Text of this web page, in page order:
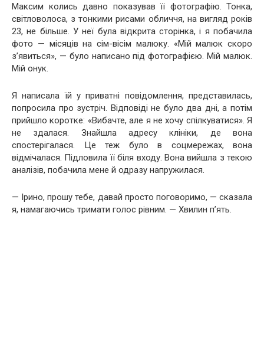
Максим колись давно показував її фотографію. Тонка,
світловолоса, з тонкими рисами обличчя, на вигляд років
23, не більше. У неї була відкрита сторінка, і я побачила
фото — місяців на сім-вісім малюку. «Мій малюк скоро
з’явиться», — було написано під фотографією. Мій малюк.
Мій онук.
Я написала їй у приватні повідомлення, представилась,
попросила про зустріч. Відповіді не було два дні, а потім
прийшло коротке: «Вибачте, але я не хочу спілкуватися». Я
не здалася. Знайшла адресу клініки, де вона
спостерігалася. Це теж було в соцмережах, вона
відмічалася. Підловила її біля входу. Вона вийшла з текою
аналізів, побачила мене й одразу напружилася.
— Ірино, прошу тебе, давай просто поговоримо, — сказала
я, намагаючись тримати голос рівним. — Хвилин п’ять.